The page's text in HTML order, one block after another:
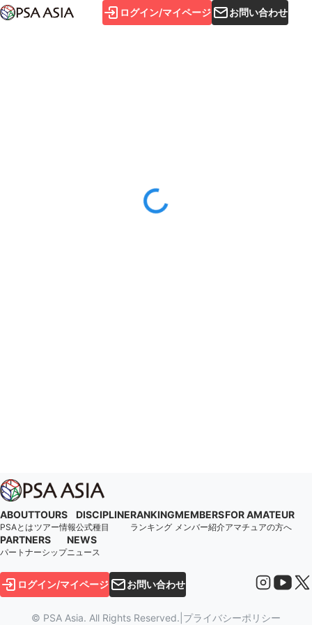
ログイン/マイページ お問い合わせ
ABOUT
PSAとは
TOURS
ツアー情報
DISCIPLINE
公式種目
RANKING
ランキング
MEMBERS
メンバー紹介
FOR AMATEUR
アマチュアの方へ
PARTNERS
パートナーシップ
NEWS
ニュース
ログイン/マイページ お問い合わせ
© PSA Asia. All Rights Reserved. プライバシーポリシー